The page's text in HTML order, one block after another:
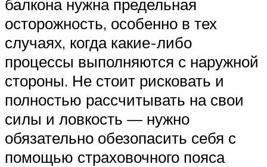
балкона нужна предельная
осторожность, особенно в тех
случаях, когда какие-либо
процессы выполняются с наружной
стороны. Не стоит рисковать и
полностью рассчитывать на свои
силы и ловкость — нужно
обязательно обезопасить себя с
помощью страховочного пояса